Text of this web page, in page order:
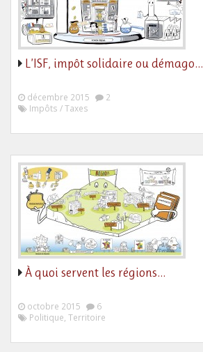
L’ISF, impôt solidaire ou démago…
décembre 2015
2
Impôts / Taxes
À quoi servent les régions…
octobre 2015
6
Politique, Territoire